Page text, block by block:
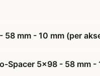
mm - 10 mm (per
Spacer 5x98 - 58 mm -